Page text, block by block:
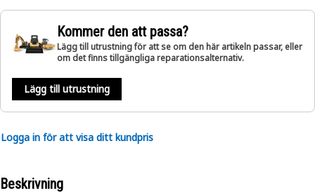
Kommer den att passa?
Lägg till utrustning för att se om den här artikeln passar, eller
om det finns tillgängliga reparationsalternativ.
Lägg till utrustning
Logga in för att visa ditt kundpris
Beskrivning